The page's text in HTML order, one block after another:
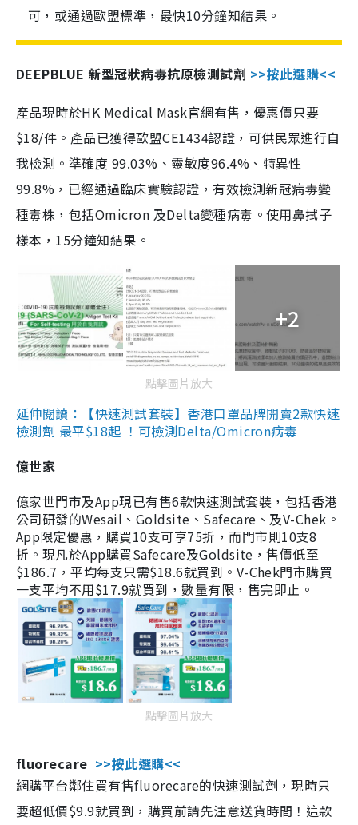
可，或通過歐盟標準，最快10分鐘知結果。
DEEPBLUE 新型冠狀病毒抗原檢測試劑 >>按此選購<<
產品現時於HK Medical Mask官網有售，優惠價只要
$18/件。產品已獲得歐盟CE1434認證，可供民眾進行自
我檢測。準確度 99.03%、靈敏度96.4%、特異性
99.8%，已經通過臨床實驗認證，有效檢測新冠病毒變
種毒株，包括Omicron 及Delta變種病毒。使用鼻拭子
樣本，15分鐘知結果。
+2
點擊圖片放大
延伸閱讀：【快速測試套裝】香港口罩品牌開賣2款快速
檢測劑 最平$18起 ！可檢測Delta/Omicron病毒
億世家
億家世門市及App現已有售6款快速測試套裝，包括香港
公司研發的Wesail、Goldsite、Safecare、及V-Chek。
App限定優惠，購買10支可享75折，而門市則10支8
折。現凡於App購買Safecare及Goldsite，售價低至
$186.7，平均每支只需$18.6就買到。V-Chek門市購買
一支平均不用$17.9就買到，數量有限，售完即止。
點擊圖片放大
fluorecare >>按此選購<<
網購平台鄰住買有售fluorecare的快速測試劑，現時只
要超低價$9.9就買到，購買前請先注意送貨時間！這款